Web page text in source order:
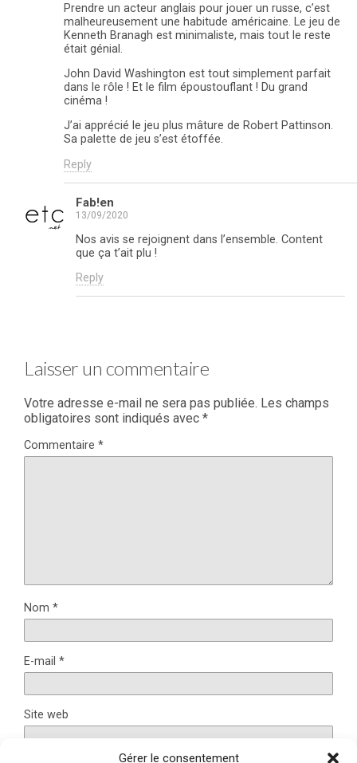
Gérer le consentement
Prendre un acteur anglais pour jouer un russe, c’est
malheureusement une habitude américaine. Le jeu de
Kenneth Branagh est minimaliste, mais tout le reste
était génial.
John David Washington est tout simplement parfait
dans le rôle ! Et le film époustouflant ! Du grand
cinéma !
J’ai apprécié le jeu plus mâture de Robert Pattinson.
Sa palette de jeu s’est étoffée.
Reply
Fab!en
13/09/2020
Nos avis se rejoignent dans l’ensemble. Content
que ça t’ait plu !
Reply
Laisser un commentaire
Votre adresse e-mail ne sera pas publiée. Les champs
obligatoires sont indiqués avec *
Commentaire *
Nom *
E-mail *
Site web